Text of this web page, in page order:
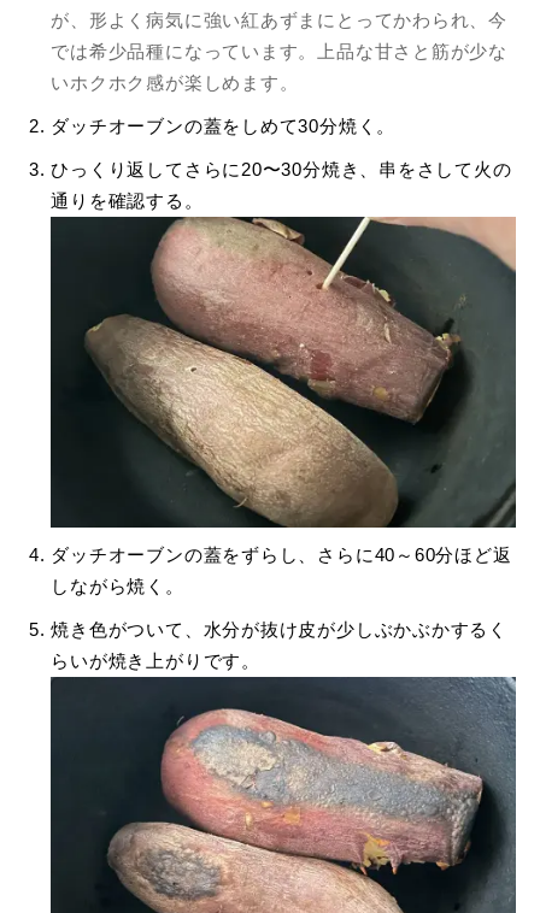
が、形よく病気に強い紅あずまにとってかわられ、今
では希少品種になっています。上品な甘さと筋が少な
いホクホク感が楽しめます。
ダッチオーブンの蓋をしめて30分焼く。
ひっくり返してさらに20〜30分焼き、串をさして火の
通りを確認する。
ダッチオーブンの蓋をずらし、さらに40～60分ほど返
しながら焼く。
焼き色がついて、水分が抜け皮が少しぶかぶかするく
らいが焼き上がりです。